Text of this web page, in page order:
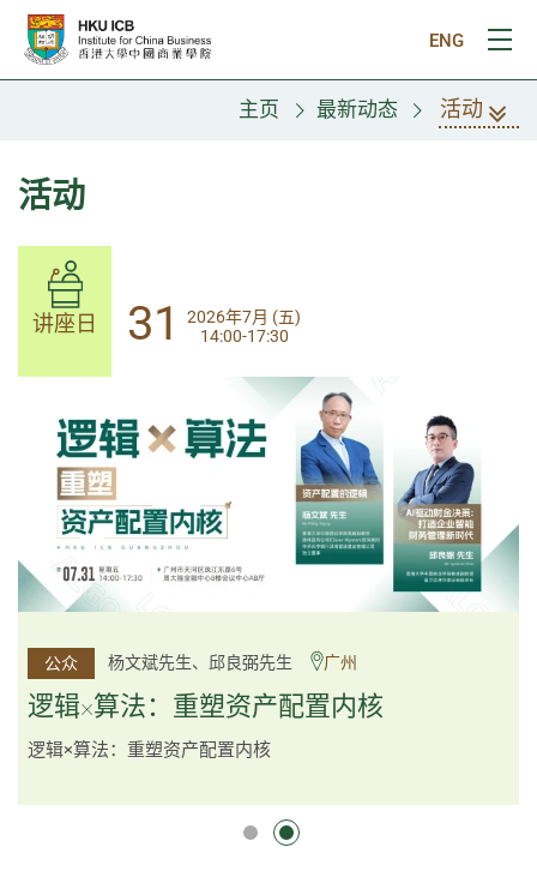
跳往主要内容
ENG
打
主页 最新动态 活动
活动
讲座日 14
2026年8月 (五)
13:30-17:00
公众
李邱敬贤女士 Ms Rosemarie Yau、潘天佑博士 Dr Tim
Pan、李国平先生 Mr Guoping Li
深圳
讲座日 31
2026年7月 (五)
14:00-17:30
公众 杨文斌先生、邱良弼先生 广州
逻辑×算法：重塑资产配置内核
逻辑×算法：重塑资产配置内核